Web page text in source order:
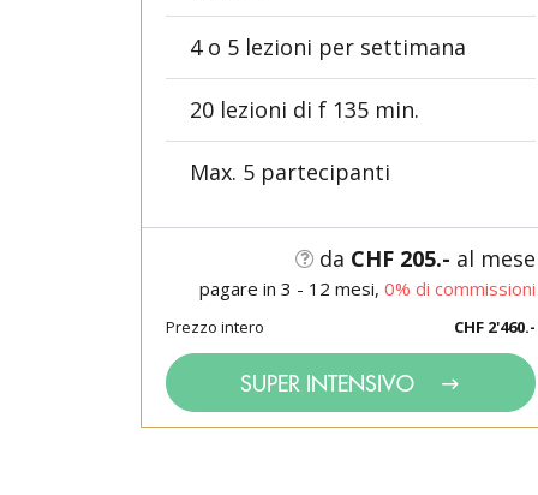
4 o 5 lezioni per settimana
20 lezioni di f 135 min.
Max. 5 partecipanti
da CHF 205.- al mese
pagare in 3 - 12 mesi, 0% di commissioni
Prezzo intero CHF 2'460.-
SUPER INTENSIVO